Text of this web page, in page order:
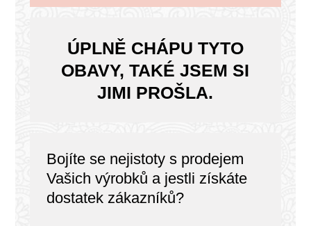
ÚPLNĚ CHÁPU TYTO
OBAVY, TAKÉ JSEM SI
JIMI PROŠLA.
Bojíte se nejistoty s prodejem
Vašich výrobků a jestli získáte
dostatek zákazníků?